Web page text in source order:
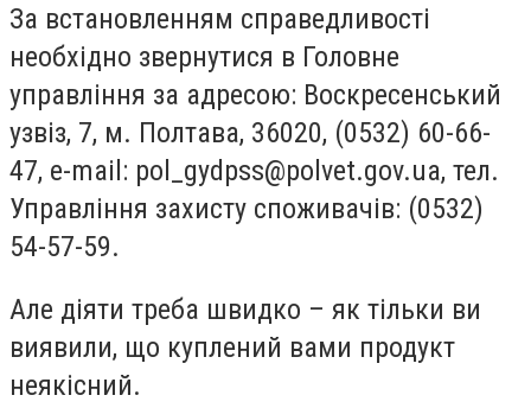
За встановленням справедливості
необхідно звернутися в Головне
управління за адресою: Воскресенський
узвіз, 7, м. Полтава, 36020, (0532) 60-66-
47, e-mail: pol_gydpss@polvet.gov.ua, тел.
Управління захисту споживачів: (0532)
54-57-59.
Але діяти треба швидко – як тільки ви
виявили, що куплений вами продукт
неякісний.